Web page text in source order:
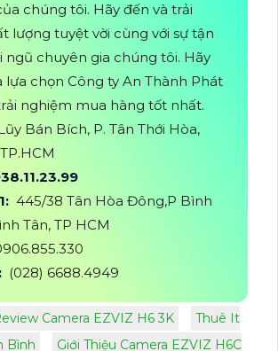
chúng tôi. Hãy đến và trải
lượng tuyệt vời cùng với sự tận
ngũ chuyên gia chúng tôi. Hãy
lựa chọn Công ty An Thành Phát
nghiệm mua hàng tốt nhất.
Bán Bích, P. Tân Thới Hòa,
445/38 Tân Hòa Đông,P Bình
Tân, TP HCM
(028) 6688.4949
Camera EZVIZ H6 3K
Thuê It
Bình
Giới Thiệu Camera EZVIZ H6C